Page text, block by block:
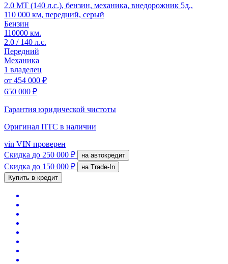
2.0 MT (140 л.с.), бензин, механика, внедорожник 5д.,
110 000 км, передний, серый
Бензин
110000 км.
2.0 / 140 л.с.
Передний
Механика
1 владелец
от 454 000 ₽
650 000 ₽
Гарантия юридической чистоты
Оригинал ПТС в наличии
vin VIN проверен
Скидка до 250 000 ₽ на автокредит
Скидка до 150 000 ₽
на Trade-In
Купить в кредит